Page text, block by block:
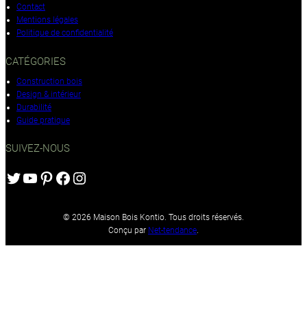
Contact
Mentions légales
Politique de confidentialité
CATÉGORIES
Construction bois
Design & intérieur
Durabilité
Guide pratique
SUIVEZ-NOUS
Twitter YouTube Pinterest Facebook Instagram
© 2026 Maison Bois Kontio. Tous droits réservés.
Conçu par Net-tendance.